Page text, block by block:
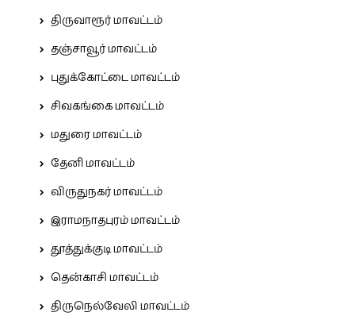
திருவாரூர் மாவட்டம்
தஞ்சாவூர் மாவட்டம்
புதுக்கோட்டை மாவட்டம்
சிவகங்கை மாவட்டம்
மதுரை மாவட்டம்
தேனி மாவட்டம்
விருதுநகர் மாவட்டம்
இராமநாதபுரம் மாவட்டம்
தூத்துக்குடி மாவட்டம்
தென்காசி மாவட்டம்
திருநெல்வேலி மாவட்டம்